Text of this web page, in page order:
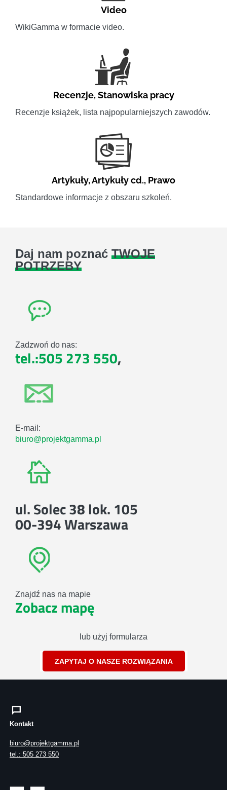
Video
WikiGamma w formacie video.
Recenzje,Stanowiska pracy
Recenzje książek, lista najpopularniejszych zawodów.
Artykuły,Artykuły cd., Prawo
Standardowe informacje z obszaru szkoleń.
Daj nam poznać TWOJE
POTRZEBY
Zadzwoń do nas:
tel.:505 273 550,
E-mail:
biuro@projektgamma.pl
ul. Solec 38 lok. 105
00-394 Warszawa
Znajdź nas na mapie
Zobacz mapę
lub użyj formularza
ZAPYTAJ O NASZE ROZWIĄZANIA
Kontakt
biuro@projektgamma.pl
tel.: 505 273 550